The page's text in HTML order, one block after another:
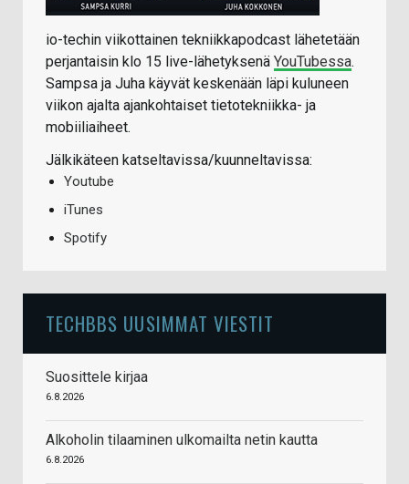
io-techin viikottainen tekniikkapodcast lähetetään
perjantaisin klo 15 live-lähetyksenä YouTubessa.
Sampsa ja Juha käyvät keskenään läpi kuluneen
viikon ajalta ajankohtaiset tietotekniikka- ja
mobiiliaiheet.
Jälkikäteen katseltavissa/kuunneltavissa:
Youtube
iTunes
Spotify
TECHBBS UUSIMMAT VIESTIT
Suosittele kirjaa
6.8.2026
Alkoholin tilaaminen ulkomailta netin kautta
6.8.2026